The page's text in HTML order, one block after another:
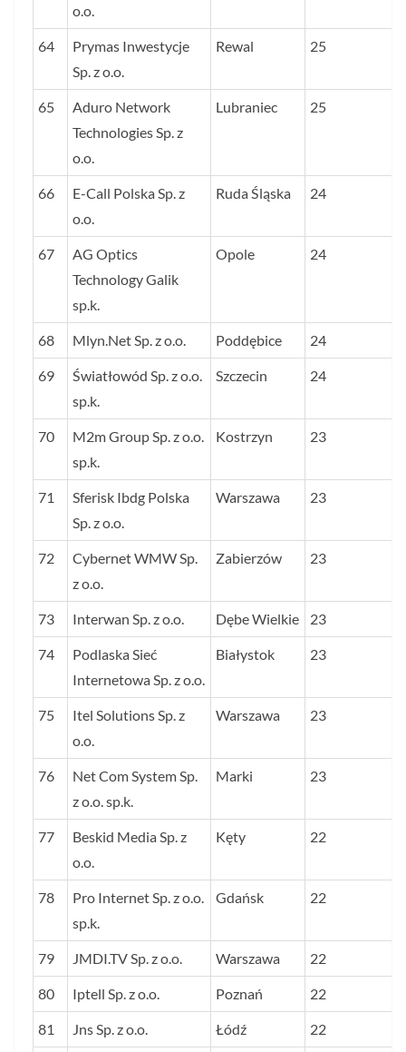
o.o.
64
Prymas Inwestycje
Sp. z o.o.
Rewal 25
65
Aduro Network
Technologies Sp. z
o.o.
Lubraniec 25
66
E-Call Polska Sp. z
o.o.
Ruda Śląska 24
67
AG Optics
Technology Galik
sp.k.
Opole 24
68 Mlyn.Net Sp. z o.o. Poddębice 24
69
Światłowód Sp. z o.o.
sp.k.
Szczecin 24
70
M2m Group Sp. z o.o.
sp.k.
Kostrzyn 23
71
Sferisk Ibdg Polska
Sp. z o.o.
Warszawa 23
72
Cybernet WMW Sp.
z o.o.
Zabierzów 23
73 Interwan Sp. z o.o. Dębe Wielkie 23
74
Podlaska Sieć
Internetowa Sp. z o.o.
Białystok 23
75
Itel Solutions Sp. z
o.o.
Warszawa 23
76
Net Com System Sp.
z o.o. sp.k.
Marki 23
77
Beskid Media Sp. z
o.o.
Kęty 22
78
Pro Internet Sp. z o.o.
sp.k.
Gdańsk 22
79 JMDI.TV Sp. z o.o. Warszawa 22
80 Iptell Sp. z o.o. Poznań 22
81 Jns Sp. z o.o. Łódź 22